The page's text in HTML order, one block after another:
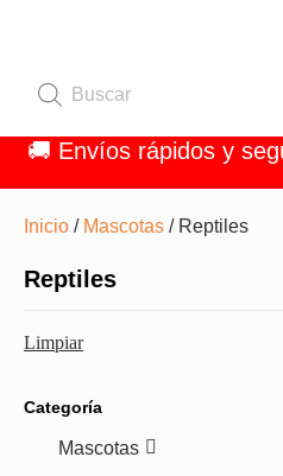
🚚 Envíos rápidos y
Inicio / Mascotas / Reptiles
Reptiles
Limpiar
Categoría
Mascotas